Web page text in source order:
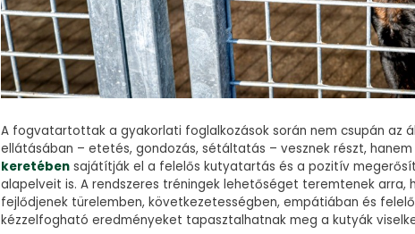
A fogvatartottak a gyakorlati foglalkozások során nem csupán az
ellátásában – etetés, gondozás, sétáltatás – vesznek részt,
keretében sajátítják el a felelős kutyatartás és a pozitív
alapelveit is. A rendszeres tréningek lehetőséget teremtenek arra,
fejlődjenek türelemben, következetességben, empátiában és
kézzelfogható eredményeket tapasztalhatnak meg a kutyák